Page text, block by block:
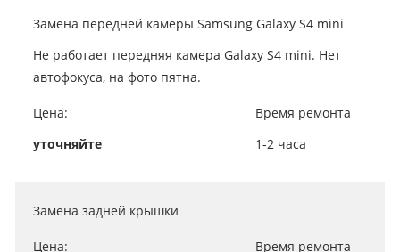
Замена передней камеры Samsung Galaxy S4 mini
Не работает передняя камера Galaxy S4 mini. Нет
автофокуса, на фото пятна.
Цена:
уточняйте
Время ремонта
1-2 часа
Замена задней крышки
Цена: Время ремонта